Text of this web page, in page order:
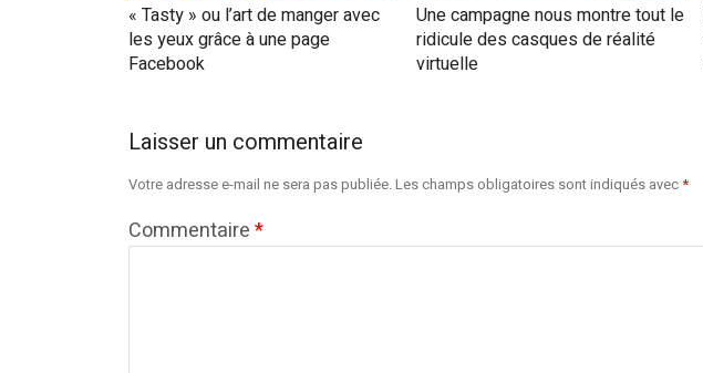
« Tasty » ou l’art de manger avec
les yeux grâce à une page
Facebook
Une campagne nous montre tout le
ridicule des casques de réalité
virtuelle
Laisser un commentaire
Votre adresse e-mail ne sera pas publiée.Les champs obligatoires sont indiqués avec*
Commentaire*